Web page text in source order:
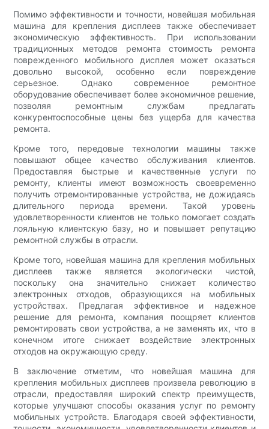
Помимо эффективности и точности, новейшая мобильная
машина для крепления дисплеев также обеспечивает
экономическую эффективность. При использовании
традиционных методов ремонта стоимость ремонта
поврежденного мобильного дисплея может оказаться
довольно высокой, особенно если повреждение
серьезное. Однако современное ремонтное
оборудование обеспечивает более экономичное решение,
позволяя ремонтным службам предлагать
конкурентоспособные цены без ущерба для качества
ремонта.
Кроме того, передовые технологии машины также
повышают общее качество обслуживания клиентов.
Предоставляя быстрые и качественные услуги по
ремонту, клиенты имеют возможность своевременно
получить отремонтированные устройства, не дожидаясь
длительного периода времени. Такой уровень
удовлетворенности клиентов не только помогает создать
лояльную клиентскую базу, но и повышает репутацию
ремонтной службы в отрасли.
Кроме того, новейшая машина для крепления мобильных
дисплеев также является экологически чистой,
поскольку она значительно снижает количество
электронных отходов, образующихся на мобильных
устройствах. Предлагая эффективное и надежное
решение для ремонта, компания поощряет клиентов
ремонтировать свои устройства, а не заменять их, что в
конечном итоге снижает воздействие электронных
отходов на окружающую среду.
В заключение отметим, что новейшая машина для
крепления мобильных дисплеев произвела революцию в
отрасли, предоставляя широкий спектр преимуществ,
которые улучшают способы оказания услуг по ремонту
мобильных устройств. Благодаря своей эффективности,